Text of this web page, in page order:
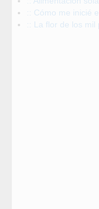
:: Cómo me inicié
:: La flor de los mil